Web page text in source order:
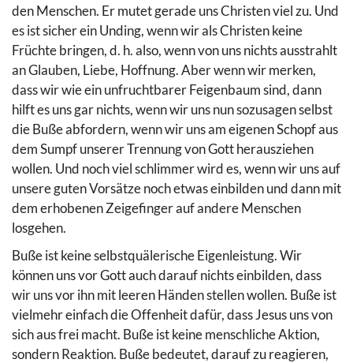
den Menschen. Er mutet gerade uns Christen viel zu. Und
es ist sicher ein Unding, wenn wir als Christen keine
Früchte bringen, d. h. also, wenn von uns nichts ausstrahlt
an Glauben, Liebe, Hoffnung. Aber wenn wir merken,
dass wir wie ein unfruchtbarer Feigenbaum sind, dann
hilft es uns gar nichts, wenn wir uns nun sozusagen selbst
die Buße abfordern, wenn wir uns am eigenen Schopf aus
dem Sumpf unserer Trennung von Gott herausziehen
wollen. Und noch viel schlimmer wird es, wenn wir uns auf
unsere guten Vorsätze noch etwas einbilden und dann mit
dem erhobenen Zeigefinger auf andere Menschen
losgehen.
Buße ist keine selbstquälerische Eigenleistung. Wir
können uns vor Gott auch darauf nichts einbilden, dass
wir uns vor ihn mit leeren Händen stellen wollen. Buße ist
vielmehr einfach die Offenheit dafür, dass Jesus uns von
sich aus frei macht. Buße ist keine menschliche Aktion,
sondern Reaktion. Buße bedeutet, darauf zu reagieren,